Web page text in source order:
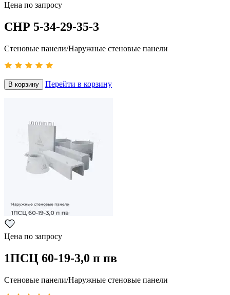
Цена по запросу
СНР 5-34-29-35-3
Стеновые панели/Наружные стеновые панели
В корзину Перейти в корзину
Цена по запросу
1ПСЦ 60-19-3,0 п пв
Стеновые панели/Наружные стеновые панели